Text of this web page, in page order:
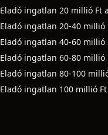
Eladó ingatlan 20 millió Ft
Eladó ingatlan 20-40 millió
Eladó ingatlan 40-60 millió
Eladó ingatlan 60-80 millió
Eladó ingatlan 80-100
Eladó ingatlan 100 millió